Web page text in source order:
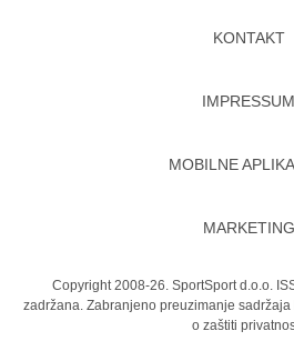
KONTAKT
IMPRESSUM
MOBILNE
MARKETING
Copyright 2008-26. SportSport d.o.o.
zadržana. Zabranjeno preuzimanje
o zaštiti